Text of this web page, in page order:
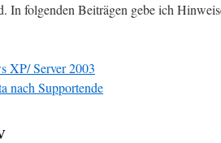
In folgenden Beiträgen gebe ich
XP/ Server 2003
nach Supportende